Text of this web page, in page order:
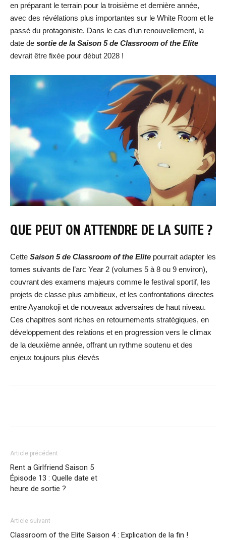
en préparant le terrain pour la troisième et dernière année,
avec des révélations plus importantes sur le White Room et le
passé du protagoniste. Dans le cas d’un renouvellement, la
date de sortie de la Saison 5 de Classroom of the Elite
devrait être fixée pour début 2028 !
QUE PEUT ON ATTENDRE DE LA SUITE ?
Cette Saison 5 de Classroom of the Elite pourrait adapter les
tomes suivants de l’arc Year 2 (volumes 5 à 8 ou 9 environ),
couvrant des examens majeurs comme le festival sportif, les
projets de classe plus ambitieux, et les confrontations directes
entre Ayanokōji et de nouveaux adversaires de haut niveau.
Ces chapitres sont riches en retournements stratégiques, en
développement des relations et en progression vers le climax
de la deuxième année, offrant un rythme soutenu et des
enjeux toujours plus élevés
Article précédent
Rent a Girlfriend Saison 5
Épisode 13 : Quelle date et
heure de sortie ?
Article suivant
Classroom of the Elite Saison 4 : Explication de la fin !